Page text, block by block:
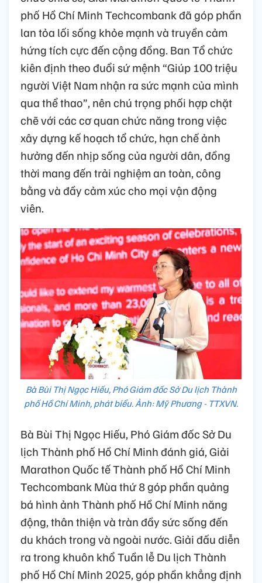
phố Hồ Chí Minh Techcombank đã góp phần
lan tỏa lối sống khỏe mạnh và truyền cảm
hứng tích cực đến cộng đồng. Ban Tổ chức
kiên định theo đuổi sứ mệnh “Giúp 100 triệu
người Việt Nam nhận ra sức mạnh của mình
qua thể thao”, nên chú trọng phối hợp chặt
chẽ với các cơ quan chức năng trong việc
xây dựng kế hoạch tổ chức, hạn chế ảnh
hưởng đến nhịp sống của người dân, đồng
thời mang đến trải nghiệm an toàn, công
bằng và đầy cảm xúc cho mọi vận động
viên.
Bà Bùi Thị Ngọc Hiếu, Phó Giám đốc Sở Du lịch Thành
phố Hồ Chí Minh, phát biểu. Ảnh: Mỹ Phương - TTXVN.
Bà Bùi Thị Ngọc Hiếu, Phó Giám đốc Sở Du
lịch Thành phố Hồ Chí Minh đánh giá, Giải
Marathon Quốc tế Thành phố Hồ Chí Minh
Techcombank Mùa thứ 8 góp phần quảng
bá hình ảnh Thành phố Hồ Chí Minh năng
động, thân thiện và tràn đầy sức sống đến
du khách trong và ngoài nước. Giải đấu diễn
ra trong khuôn khổ Tuần lễ Du lịch Thành
phố Hồ Chí Minh 2025, góp phần khẳng định